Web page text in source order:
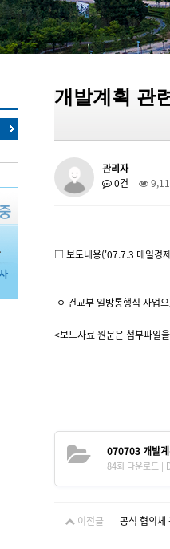
개발계획 관
관리자
0건
□ 보도내용('07.7.3 매일경
ㅇ 건교부 일방통행식 사업
<보도자료 원문은 첨부파일
070703 개발
84회 다운로드 |
이전글 공식 협의체